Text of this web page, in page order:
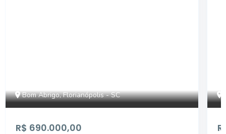
Bom Abrigo, Florianópolis - SC
R$ 690.000,00